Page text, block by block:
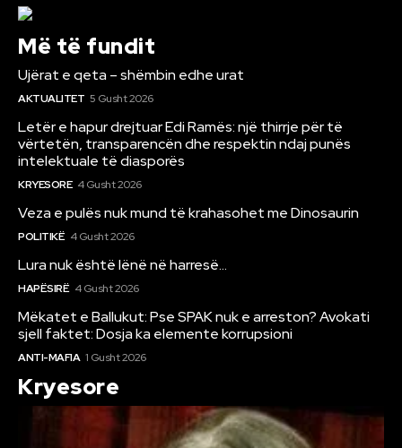
Më të fundit
Ujërat e qeta – shëmbin edhe urat
AKTUALITET 5 Gusht 2026
Letër e hapur drejtuar Edi Ramës: një thirrje për të
vërtetën, transparencën dhe respektin ndaj punës
intelektuale të diasporës
KRYESORE 4 Gusht 2026
Veza e pulës nuk mund të krahasohet me Dinosaurin
POLITIKË 4 Gusht 2026
Lura nuk është lënë në harresë…
HAPËSIRË 4 Gusht 2026
Mëkatet e Ballukut: Pse SPAK nuk e arreston? Avokati
sjell faktet: Dosja ka elemente korrupsioni
ANTI-MAFIA 1 Gusht 2026
Kryesore